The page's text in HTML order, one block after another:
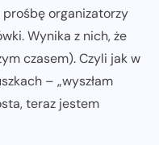
prośbę organizatorzy
Wynika z nich, że
czasem). Czyli jak w
– „wyszłam
teraz jestem